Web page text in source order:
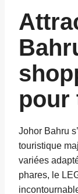
pour
Johor Bahru
touristique
variées
phares, le